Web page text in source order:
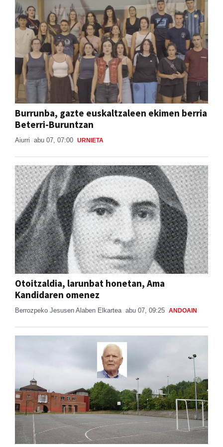
Burrunba, gazte euskaltzaleen ekimen berria
Beterri-Buruntzan
Aiurri abu 07, 07:00 URNIETA
Otoitzaldia, larunbat honetan, Ama
Kandidaren omenez
Berrozpeko Jesusen Alaben Elkartea abu 07, 09:25 ANDOAIN